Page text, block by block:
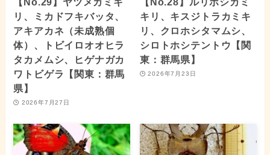
リ、ミカドフキバッタ、
アキアカネ（未成熟個
体）、トビイロオオヒラ
タカメムシ、ヒゲナガカ
ワトビゲラ【関東：群馬
県】
2026年7月27日
キリ、キスジトラカミキ
リ、クロホシタマムシ、
シロトホシテントウ【関
東：群馬県】
2026年7月23日